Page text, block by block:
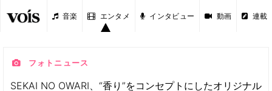
音楽 エンタメ インタビュー 動画 連載
フォトニュース
SEKAI NO OWARI、“香り”をコンセプトにしたオリジナル